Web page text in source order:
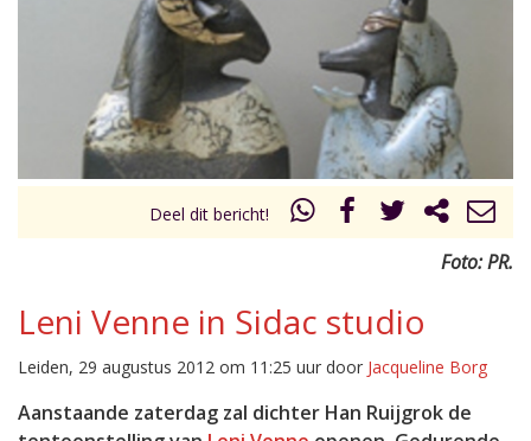
uur 1 van 0 Volgend uur
Deel dit bericht!
Foto: PR.
Leni Venne in Sidac studio
Leiden, 29 augustus 2012 om 11:25 uur door Jacqueline Borg
Aanstaande zaterdag zal dichter Han Ruijgrok de